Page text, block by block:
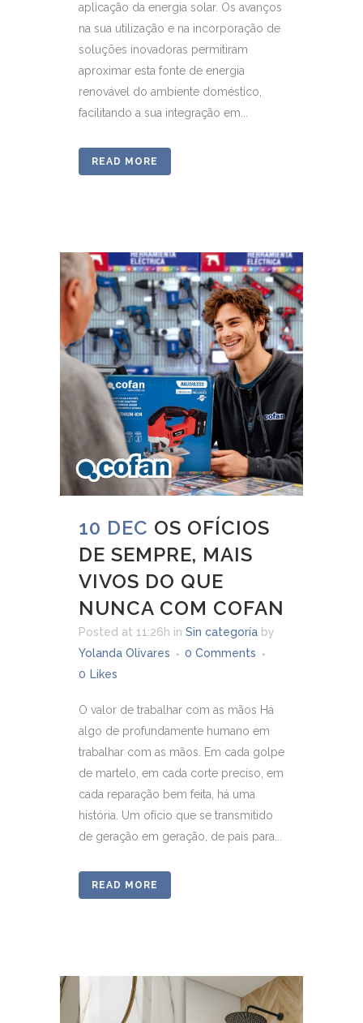
aplicação da energia solar. Os avanços
na sua utilização e na incorporação de
soluções inovadoras permitiram
aproximar esta fonte de energia
renovável do ambiente doméstico,
facilitando a sua integração em...
READ MORE
10 DEC OS OFÍCIOS
DE SEMPRE, MAIS
VIVOS DO QUE
NUNCA COM COFAN
Posted at 11:26h in Sin categoría by
Yolanda Olivares
0 Comments
0 Likes
O valor de trabalhar com as mãos Há
algo de profundamente humano em
trabalhar com as mãos. Em cada golpe
de martelo, em cada corte preciso, em
cada reparação bem feita, há uma
história. Um ofício que se transmitido
de geração em geração, de pais para...
READ MORE